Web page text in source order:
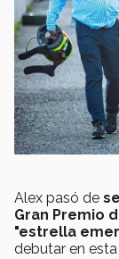
Alex pasó de
Gran Premio
"estrella
debutar en